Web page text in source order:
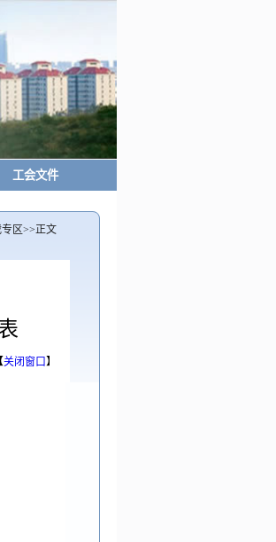
工会文件
专区>>正文
关闭窗口】